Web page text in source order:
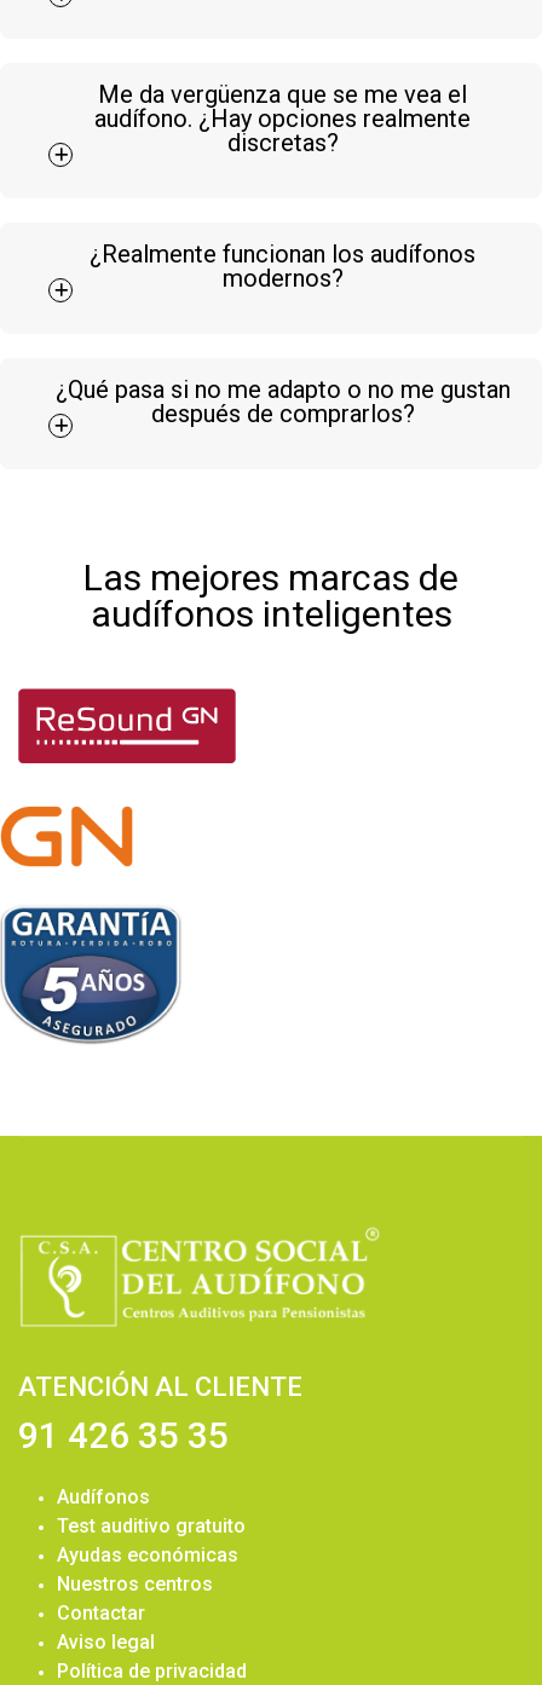
Me da vergüenza que se me vea el
audífono. ¿Hay opciones realmente
discretas?
¿Realmente funcionan los audífonos
modernos?
¿Qué pasa si no me adapto o no me gustan
después de comprarlos?
Las mejores marcas de
audífonos inteligentes
ATENCIÓN AL CLIENTE
91 426 35 35
Audífonos
Test auditivo gratuito
Ayudas económicas
Nuestros centros
Contactar
Aviso legal
Política de privacidad